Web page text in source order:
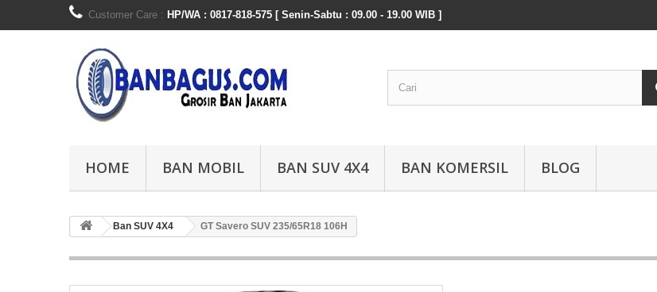
Customer Care : HP/WA : 0817-818-575 [ Senin-Sabtu : 09.00 - 19.00 WIB ]
HOME BAN MOBIL BAN SUV 4X4 BAN KOMERSIL BLOG
Ban SUV 4X4 GT Savero SUV 235/65R18 106H